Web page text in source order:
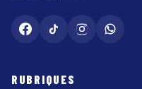
RUBRIQUES